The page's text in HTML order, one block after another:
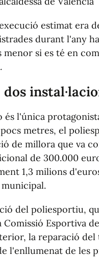
estimat era
durant l'any
si es té en
és l'única
pocs metres, el
de millora que va
de 300.000
1,3 milions
del poliesportiu,
Comissió Esportiva
la reparació del
l'enllumenat de les